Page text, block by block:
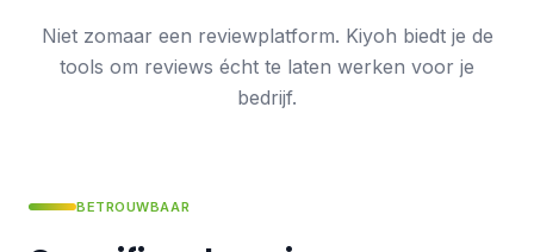
Niet zomaar een reviewplatform. Kiyoh biedt je de
tools om reviews écht te laten werken voor je
bedrijf.
BETROUWBAAR